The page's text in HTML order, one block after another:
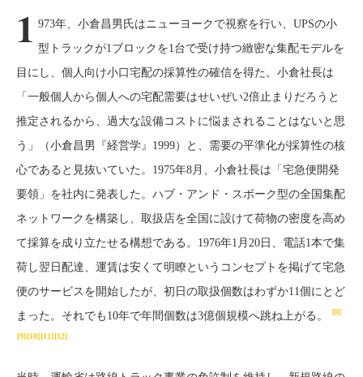
1 973年、小倉昌男氏はニューヨークで視察を行い、UPSの小
型トラックが1ブロックを1台で受け持つ緻密な集配モデルを
目にし、個人向け小口宅配の採算性の確信を得た。小倉社長は
「一般個人から個人への宅配需要はせいぜい2倍止まりだろうと
推定されるから、過大な設備コストに悩まされることはないと思
う」（小倉昌男『経営学』1999）と、需要の平準化が採算性の核
心であると見抜いていた。1975年8月、小倉社長は「宅急便開発
要領」を社内に発表した。ハブ・アンド・スポーク型の全国集配
ネットワークを構築し、取扱店を全国に設けて荷物の密度を高め
て採算を成り立たせる構想である。1976年1月20日、電話1本で集
荷し翌日配達、運賃は安くて明瞭というコンセプトを掲げて宅急
便のサービスを開始したが、初日の取扱個数はわずか11個にとど
まった。それでも10年で年間個数は3億個規模へ跳ね上がる。
[8]
[9] [10] [11] [12]